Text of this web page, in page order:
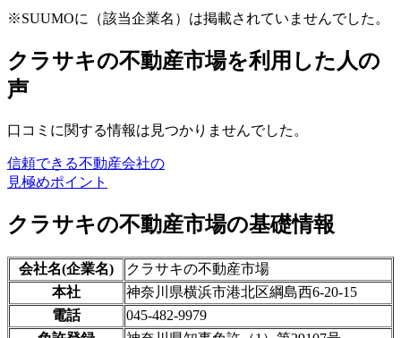
※SUUMOに（該当企業名）は掲載されていませんでした。
クラサキの不動産市場を利用した人の
声
口コミに関する情報は見つかりませんでした。
信頼できる不動産会社の
見極めポイント
クラサキの不動産市場の基礎情報
会社名(企業名)
クラサキの不動産市場
本社
神奈川県横浜市港北区綱島西6-20-15
電話
045-482-9979